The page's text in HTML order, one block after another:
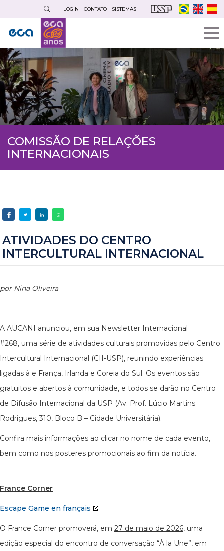
conteúdo
principal
LOGIN CONTATO SISTEMAS
COMISSÃO DE RELAÇÕES
INTERNACIONAIS
ATIVIDADES DO CENTRO
INTERCULTURAL INTERNACIONAL
por Nina Oliveira
A AUCANI anunciou, em sua Newsletter Internacional
#268, uma série de atividades culturais promovidas pelo Centro
Intercultural Internacional (CII-USP), reunindo experiências
ligadas à e França, Irlanda e Coreia do Sul. Os eventos são
gratuitos e abertos à comunidade, e todos se darão no Centro
de Difusão Internacional da USP (Av. Prof. Lúcio Martins
Rodrigues, 310, Bloco B – Cidade Universitária).
Confira mais informações ao clicar no nome de cada evento,
bem como nos posteres promocionais ao fim da notícia.
France Corner
Escape Game en français
O France Corner promoverá, em 27 de maio de 2026, uma
edição especial do encontro de conversação “À la Une”, em